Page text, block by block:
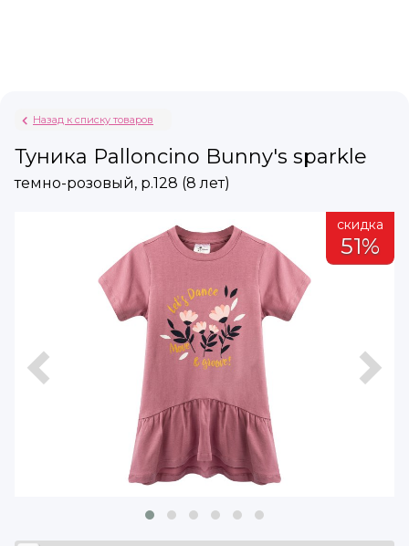
Назад к списку товаров
Туника Palloncino Bunny's sparkle
темно-розовый, р.128 (8 лет)
скидка
51%